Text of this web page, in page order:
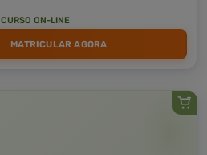
CURSO ON-LINE
MATRICULAR AGORA